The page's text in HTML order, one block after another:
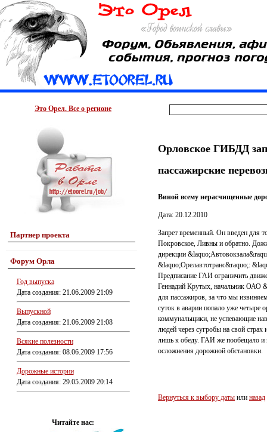
Это Орел. Все о регионе
Партнер проекта
Форум Орла
Год выпуска
Дата создания: 21.06.2009 21:09
Выпускной
Дата создания: 21.06.2009 21:08
Всякие полезности
Дата создания: 08.06.2009 17:56
Дорожные истории
Дата создания: 29.05.2009 20:14
Читайте нас:
Орловское ГИБДД
пассажирские
Виной всему нерасчищенные
Дата: 20.12.2010
Запрет временный. Он введен для
Покровское, Ливны и обратно.
дирекции
&laquo;Орелавтотранс&raquo;:
Предписание ГАИ ограничить
Геннадий Крутых, начальник ОАО
для пассажиров, за что мы
суток в аварии попало уже четыре
коммунальщики, не успевающие
людей через сугробы на свой
лишь к обеду. ГАИ же пообещало и
осложнения дорожной обстановки.
Вернуться к выбору даты или назад